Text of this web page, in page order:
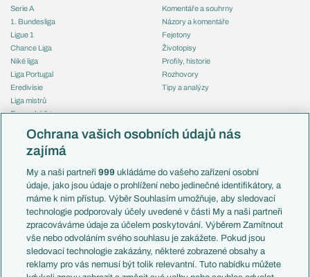
Serie A
1. Bundesliga
Ligue 1
Chance Liga
Niké liga
Liga Portugal
Eredivisie
Liga mistrů
Evropská liga
Mistrovství světa
Liga národů
Témata
Představení týmů MS
EuroSkauting
PL v kostce
Evropské koeficienty
Přestupy
Přestupové spekulace
Zranění
Komentáře a souhrny
Názory a komentáře
Fejetony
Životopisy
Profily, historie
Rozhovory
Tipy a analýzy
Česko
Francie
Itálie
Německo
Španělsko
Argentina
Brazílie
Přestupy
Ochrana vašich osobních údajů nás
zajímá
My a naši partneři999 ukládáme do vašeho zařízení osobní
údaje, jako jsou údaje o prohlížení nebo jedinečné identifikátory, a
máme k nim přístup. Výběr Souhlasím umožňuje, aby sledovací
technologie podporovaly účely uvedené v části My a naši partneři
zpracováváme údaje za účelem poskytování. Výběrem Zamítnout
vše nebo odvoláním svého souhlasu je zakážete. Pokud jsou
sledovací technologie zakázány, některé zobrazené obsahy a
reklamy pro vás nemusí být tolik relevantní. Tuto nabídku můžete